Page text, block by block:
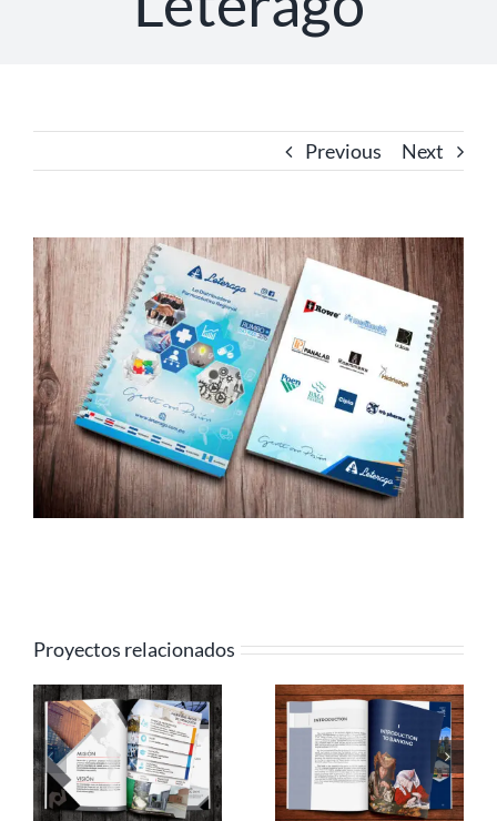
Previous Next
View
Larger
Image
Proyectos relacionados
Revista – Profesor
Dimas
Revista – Ministerio
de Ambiente